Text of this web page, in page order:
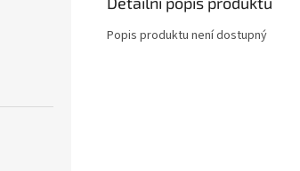
Popis produktu není dostupný